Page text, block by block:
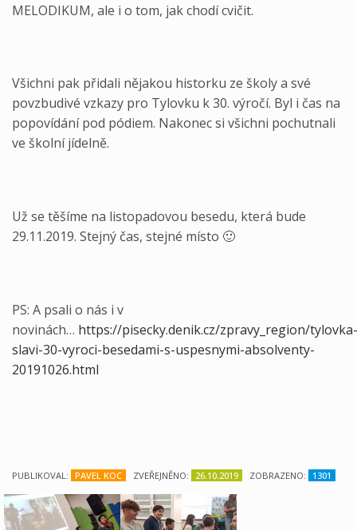
MELODIKUM, ale i o tom, jak chodí cvičit.
Všichni pak přidali nějakou historku ze školy a své
povzbudivé vzkazy pro Tylovku k 30. výročí. Byl i čas na
popovídání pod pódiem. Nakonec si všichni pochutnali
ve školní jídelně.
Už se těšíme na listopadovou besedu, která bude
29.11.2019. Stejný čas, stejné místo 🙂
PS: A psali o nás i v
novinách… https://pisecky.denik.cz/zpravy_region/tylovka-
slavi-30-vyroci-besedami-s-uspesnymi-absolventy-
20191026.html
PUBLIKOVAL: PAVEL KOC ZVEŘEJNĚNO: 26.10.2019 ZOBRAZENO: 1301